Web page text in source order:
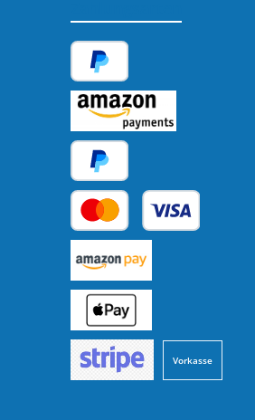
PayPal
Amazon Pay
Später Bezahlen
Kredit- oder Debitkarte
Vorkasse
Benutzerdefiniertes Bild 1
Benutzerdefiniertes Bild 2